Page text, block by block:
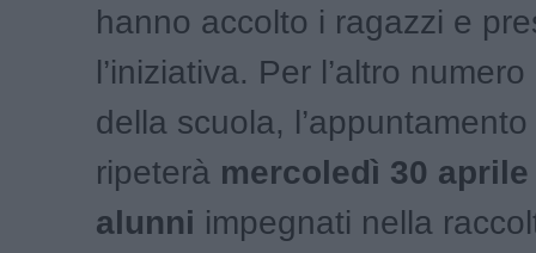
hanno accolto i ragazzi e
l’iniziativa. Per l’altro
della scuola, l’appuntamento
ripeterà mercoledì 30
alunni impegnati nella